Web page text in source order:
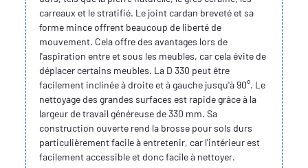
carreaux et le stratifié. Le joint cardan breveté et sa
forme mince offrent beaucoup de liberté de
mouvement. Cela offre des avantages lors de
l'aspiration entre et sous les meubles, car cela évite de
déplacer certains meubles. La D 330 peut être
facilement inclinée à droite et à gauche jusqu'à 90°. Le
nettoyage des grandes surfaces est rapide grâce à la
largeur de travail généreuse de 330 mm. Sa
construction ouverte rend la brosse pour sols durs
particulièrement facile à entretenir, car l'intérieur est
facilement accessible et donc facile à nettoyer.